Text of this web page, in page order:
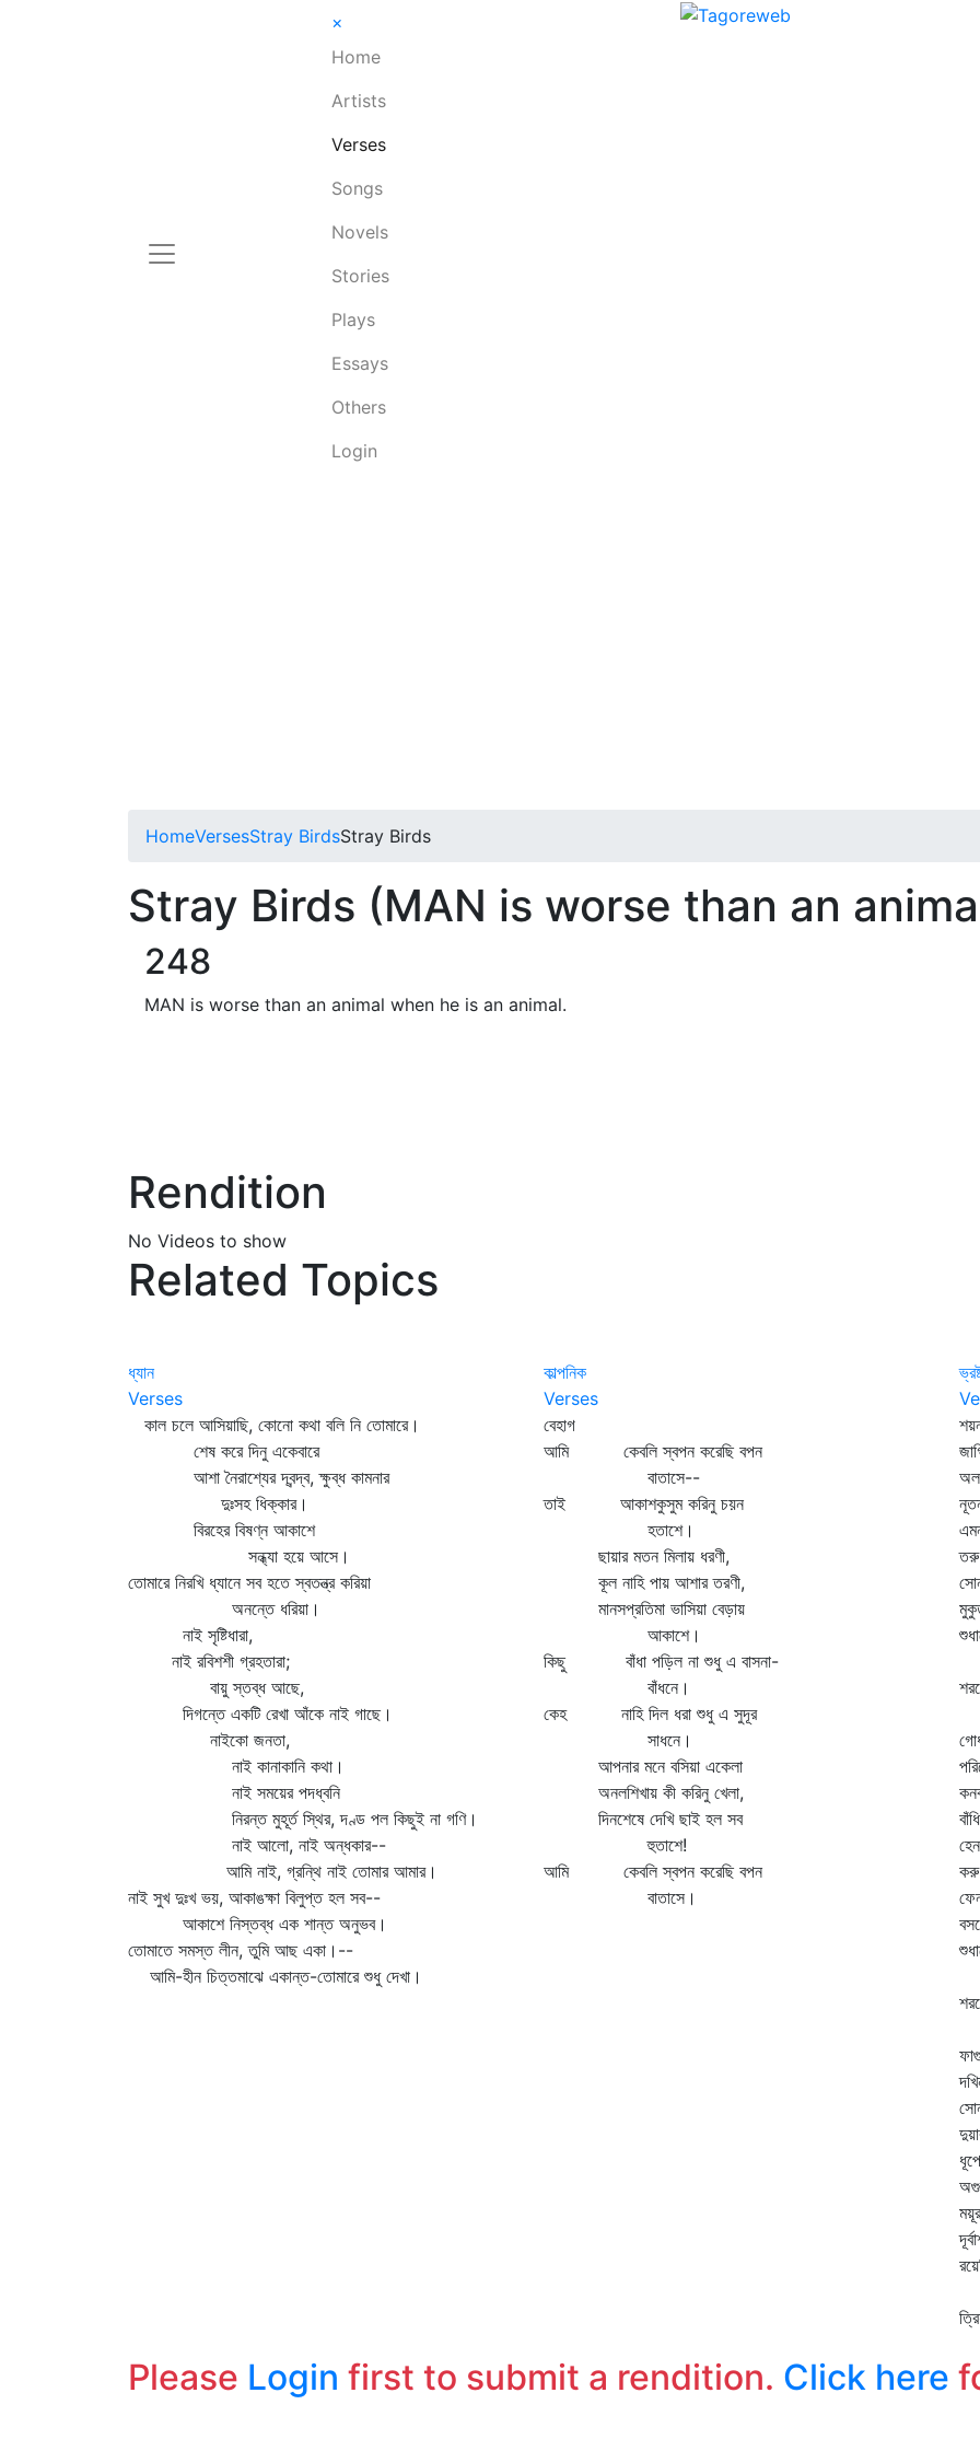
×
Home
Artists
Verses
Songs
Novels
Stories
Plays
Essays
Others
Login
HomeVersesStray BirdsStray Birds
Stray Birds (MAN is worse than an
248
MAN is worse than an animal when he is an animal.
Rendition
No Videos to show
Related Topics
ধ্যান
Verses
কাল চলে আসিয়াছি, কোনো কথা বলি নি তোমারে।
শেষ করে দিনু একেবারে
আশা নৈরাশ্যের দ্বন্দ্ব, ক্ষুব্ধ কামনার
দুঃসহ ধিক্কার।
বিরহের বিষণ্ন আকাশে
সন্ধ্যা হয়ে আসে।
তোমারে নিরখি ধ্যানে সব হতে স্বতন্ত্র করিয়া
অনন্তে ধরিয়া।
নাই সৃষ্টিধারা,
নাই রবিশশী গ্রহতারা;
বায়ু স্তব্ধ আছে,
দিগন্তে একটি রেখা আঁকে নাই গাছে।
নাইকো জনতা,
নাই কানাকানি কথা।
নাই সময়ের পদধ্বনি
নিরন্ত মুহূর্ত স্থির, দণ্ড পল কিছুই না গণি।
নাই আলো, নাই অন্ধকার--
আমি নাই, গ্রন্থি নাই তোমার আমার।
নাই সুখ দুঃখ ভয়, আকাঙক্ষা বিলুপ্ত হল সব--
আকাশে নিস্তব্ধ এক শান্ত অনুভব।
তোমাতে সমস্ত লীন, তুমি আছ একা।--
আমি-হীন চিত্তমাঝে একান্ত-তোমারে শুধু দেখা।
কাল্পনিক
Verses
বেহাগ
আমি কেবলি স্বপন করেছি বপন
বাতাসে--
তাই আকাশকুসুম করিনু চয়ন
হতাশে।
ছায়ার মতন মিলায় ধরণী,
কূল নাহি পায় আশার তরণী,
মানসপ্রতিমা ভাসিয়া বেড়ায়
আকাশে।
কিছু বাঁধা পড়িল না শুধু এ বাসনা-
বাঁধনে।
কেহ নাহি দিল ধরা শুধু এ সুদূর
সাধনে।
আপনার মনে বসিয়া একেলা
অনলশিখায় কী করিনু খেলা,
দিনশেষে দেখি ছাই হল সব
হুতাশে!
আমি কেবলি স্বপন করেছি বপন
বাতাসে।
Please Login first to submit a rendition. Click here